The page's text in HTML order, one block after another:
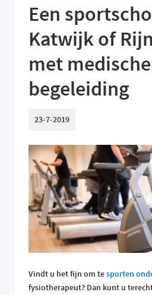
Een
Katwijk of
met medische
begeleiding
23-7-2019
Vindt u het fijn om tesporten
fysiotherapeut? Dan kunt u